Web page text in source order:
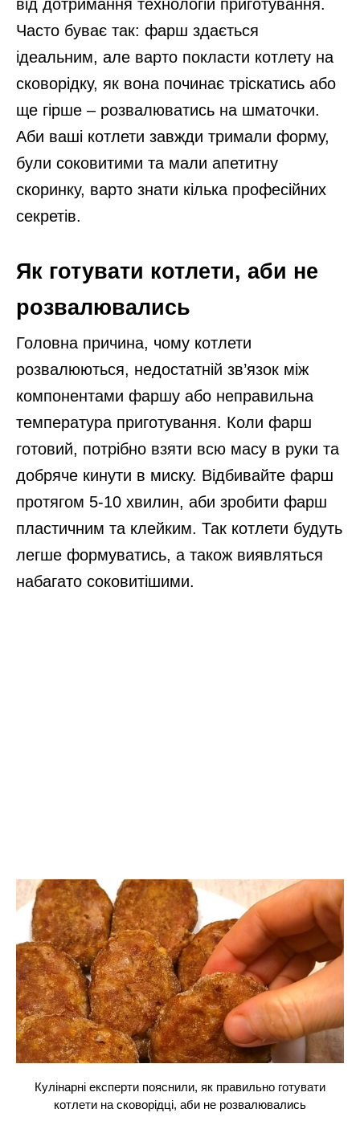
від дотримання технологій приготування.
Часто буває так: фарш здається
ідеальним, але варто покласти котлету на
сковорідку, як вона починає тріскатись або
ще гірше – розвалюватись на шматочки.
Аби ваші котлети завжди тримали форму,
були соковитими та мали апетитну
скоринку, варто знати кілька професійних
секретів.
Як готувати котлети, аби не
розвалювались
Головна причина, чому котлети
розвалюються, недостатній зв’язок між
компонентами фаршу або неправильна
температура приготування. Коли фарш
готовий, потрібно взяти всю масу в руки та
добряче кинути в миску. Відбивайте фарш
протягом 5-10 хвилин, аби зробити фарш
пластичним та клейким. Так котлети будуть
легше формуватись, а також виявляться
набагато соковитішими.
Кулінарні експерти пояснили, як правильно готувати
котлети на сковорідці, аби не розвалювались